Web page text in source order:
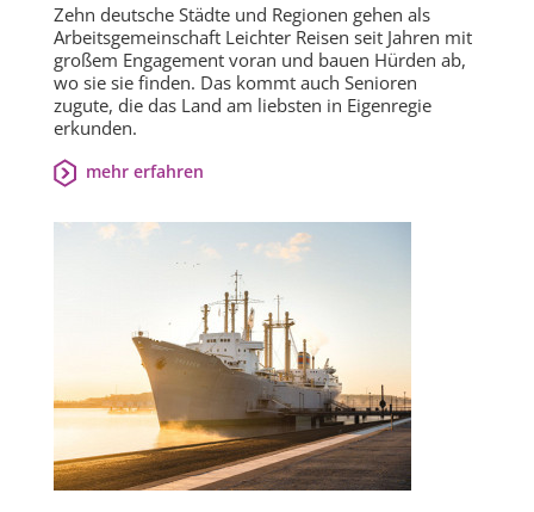
Zehn deutsche Städte und Regionen gehen als
Arbeitsgemeinschaft Leichter Reisen seit Jahren mit
großem Engagement voran und bauen Hürden ab,
wo sie sie finden. Das kommt auch Senioren
zugute, die das Land am liebsten in Eigenregie
erkunden.
mehr erfahren